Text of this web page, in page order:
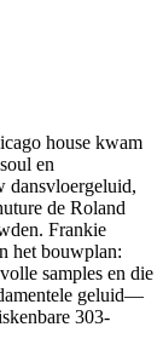
house kwam
en
dansvloergeluid,
de Roland
Frankie
het bouwplan:
samples en die
geluid—
303-